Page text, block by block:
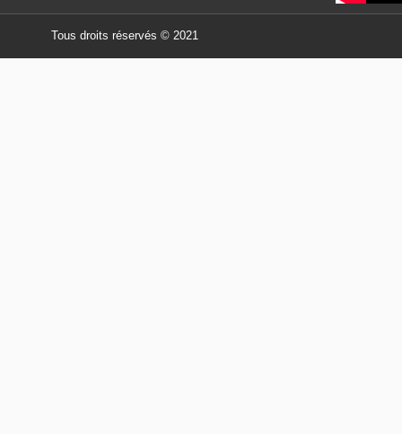
Tous droits réservés © 2021